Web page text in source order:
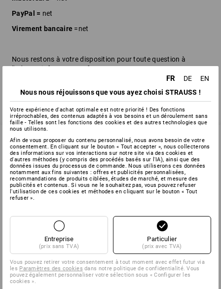
PayPal = net
Virement bancaire =net
Nous restons à votre disposition pour toute question à
l'adresseinfo@strauss.fr
retour
SERVICE 01 87 44 95 38
SERVICE
INFORMATION
MÉTHODES DE PAIEMENT
FR DE
EN
Nous nous réjouissons que vous ayez choisi STRAUSS !
Votre expérience d'achat optimale est notre priorité ! Des fonctions
irréprochables, des contenus adaptés à vos besoins et un déroulement sans
faille - Telles sont les fonctions des cookies et des autres technologies que
nous utilisons.
Afin de vous proposer du contenu personnalisé, nous avons besoin de votre
consentement. En cliquant sur le bouton « Tout accepter », nous collecterons
des informations sur vos interactions sur notre site via des cookies et
d'autres méthodes (y compris des procédés basés sur l'IA), ainsi que des
données issues du processus de commande. Nous utiliserons ces données
notamment aux fins suivantes : offres et publicités personnalisées,
recommandations de produits ciblées, études de marché, et mesure des
publicités et contenus. Si vous ne le souhaitez pas, vous pouvez refuser
l'utilisation de ces cookies et méthodes en cliquant sur le bouton « Tout
refuser ».
Entreprise
(prix sans TVA)
Particulier
(prix avec TVA)
Vous pouvez retirer votre consentement à tout moment avec effet futur via
les Paramètres des cookies dans notre politique de confidentialité. Vous
pouvez également personnaliser votre sélection sous « Configurer les
cookies ».